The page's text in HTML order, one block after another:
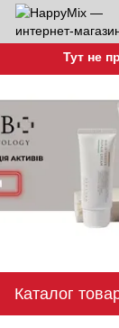
Тут не про
Каталог